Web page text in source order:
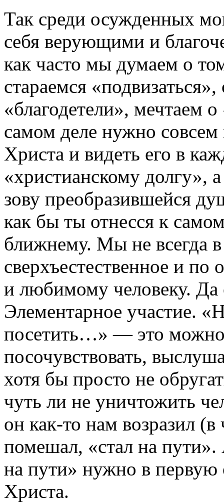
Так среди осужденных
себя верующими и
как часто мы думаем о
стараемся
«благодетели», мечтаем
самом деле нужно
Христа и видеть его в
«христианскому долгу»,
зову преобразившейся
как бы ты отнесся к
ближнему. Мы не всегда
сверхъестественное и
и любимому человеку. Да
Элементарное участие.
посетить…» — это можно
посочувствовать,
хотя бы просто не
чуть ли не уничтожить
он как-то нам возразил (в
помешал, «стал на
на пути» нужно в первую
Христа.